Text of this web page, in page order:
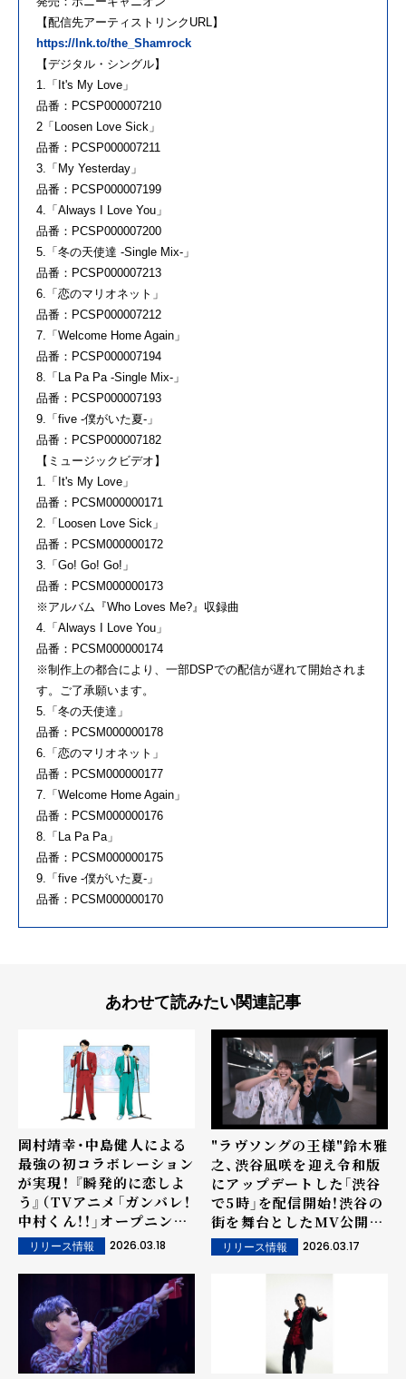
【配信先アーティストリンクURL】
https://lnk.to/the_Shamrock
【デジタル・シングル】
1.「It's My Love」
品番：PCSP000007210
2「Loosen Love Sick」
品番：PCSP000007211
3.「My Yesterday」
品番：PCSP000007199
4.「Always I Love You」
品番：PCSP000007200
5.「冬の天使達 -Single Mix-」
品番：PCSP000007213
6.「恋のマリオネット」
品番：PCSP000007212
7.「Welcome Home Again」
品番：PCSP000007194
8.「La Pa Pa -Single Mix-」
品番：PCSP000007193
9.「five -僕がいた夏-」
品番：PCSP000007182
【ミュージックビデオ】
1.「It's My Love」
品番：PCSM000000171
2.「Loosen Love Sick」
品番：PCSM000000172
3.「Go! Go! Go!」
品番：PCSM000000173
※アルバム『Who Loves Me?』収録曲
4.「Always I Love You」
品番：PCSM000000174
※制作上の都合により、一部DSPでの配信が遅れて開始されま
す。ご了承願います。
5.「冬の天使達」
品番：PCSM000000178
6.「恋のマリオネット」
品番：PCSM000000177
7.「Welcome Home Again」
品番：PCSM000000176
8.「La Pa Pa」
品番：PCSM000000175
9.「five -僕がいた夏-」
品番：PCSM000000170
あわせて読みたい関連記事
岡村靖幸・中島健人による
最強の初コラボレーション
が実現！ 『瞬発的に恋しよ
う』（TVアニメ「ガンバレ！
中村くん！！」オープニング
テーマ） 4/2（木）AM0:00
に音源・ミュージックビデ
オを同時配信開始！
リリース情報 2026.03.18
"ラヴソングの王様"鈴木雅
之、渋谷凪咲を迎え令和版
にアップデートした「渋谷
で5時」を配信開始！渋谷の
街を舞台としたMV公開！
新SNSアカウントも開
設！！
リリース情報 2026.03.17